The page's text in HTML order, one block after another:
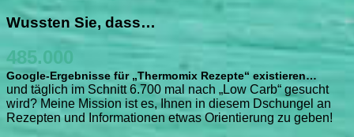
Wussten Sie, dass…
485.000
Google-Ergebnisse für „Thermomix Rezepte“ existieren…
und täglich im Schnitt 6.700 mal nach „Low Carb“ gesucht
wird? Meine Mission ist es, Ihnen in diesem Dschungel an
Rezepten und Informationen etwas Orientierung zu geben!